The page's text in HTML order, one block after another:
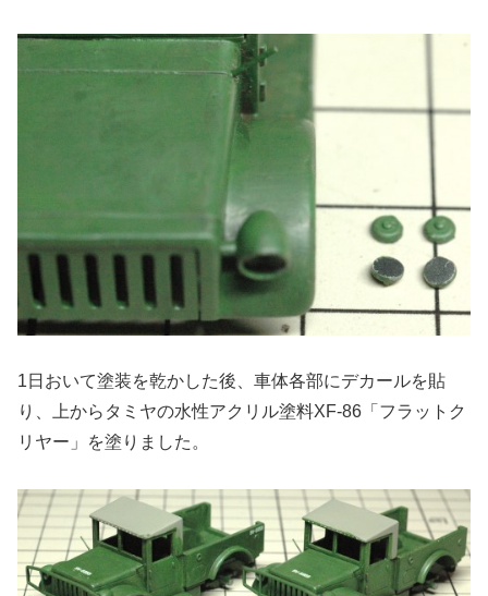
1日おいて塗装を乾かした後、車体各部にデカールを貼
り、上からタミヤの水性アクリル塗料XF-86「フラットク
リヤー」を塗りました。